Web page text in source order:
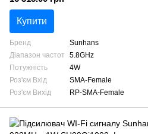
Купити
Бренд
Sunhans
Діапазон частот
5.8GHz
Потужність
4W
Роз'єм Вхід
SMA-Female
Роз'єм Вихід
RP-SMA-Female